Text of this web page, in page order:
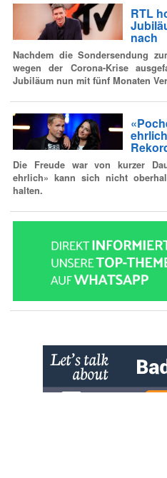
RTL
nach
Nachdem die Sondersendung
wegen der Corona-Krise
Jubiläum nun mit fünf Monaten
Die Freude war von kurzer
ehrlich» kann sich nicht
halten.